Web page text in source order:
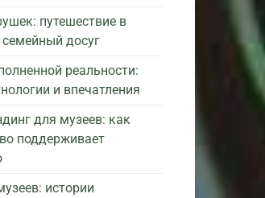
путешествие в
семейный досуг
реальности:
и впечатления
для музеев: как
поддерживает
истории